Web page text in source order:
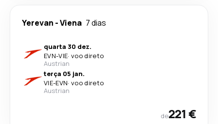
Yerevan -Viena 7 dias
quarta 30 dez.
EVN-VIE· voo direto
Austrian
terça 05 jan.
VIE-EVN· voo direto
Austrian
de221 €